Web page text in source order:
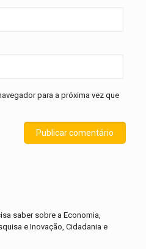
para a próxima vez que
saber sobre a Economia,
e Inovação, Cidadania e